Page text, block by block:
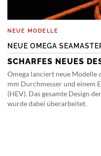
NEUE MODELLE
NEUE OMEGA
SCHARFES NEUES
Omega lanciert neue Modelle
mm Durchmesser und einem
(HEV). Das gesamte Design
wurde dabei überarbeitet.